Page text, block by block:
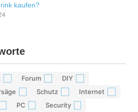
kaufen?
Forum DIY
Schutz Internet
PC Security